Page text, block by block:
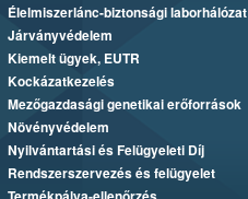
Élelmiszerlánc-biztonsági laborhálózat
Járványvédelem
Kiemelt ügyek, EUTR
Kockázatkezelés
Mezőgazdasági genetikai erőforrások
Növényvédelem
Nyilvántartási és Felügyeleti Díj
Rendszerszervezés és felügyelet